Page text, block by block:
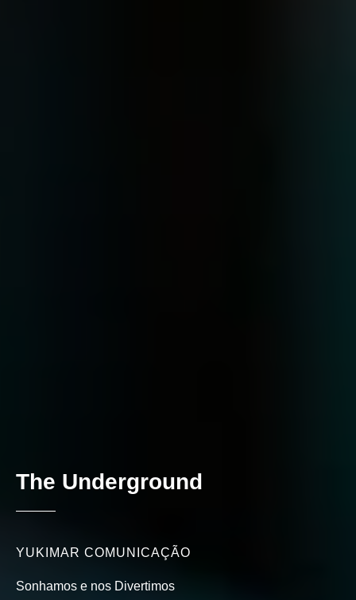
The Underground
YUKIMAR COMUNICAÇÃO
Sonhamos e nos Divertimos